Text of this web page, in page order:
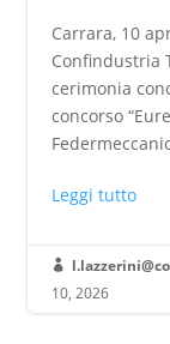
Carrara, 10
Confindustria
cerimonia
concorso
Leggi tutto

10, 2026